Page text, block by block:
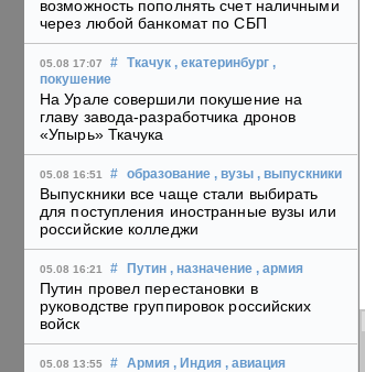
возможность пополнять счет наличными
через любой банкомат по СБП
05.08 17:07 # Ткачук , екатеринбург ,
покушение
На Урале совершили покушение на
главу завода-разработчика дронов
«Упырь» Ткачука
05.08 16:51 # образование , вузы , выпускники
Выпускники все чаще стали выбирать
для поступления иностранные вузы или
российские колледжи
05.08 16:21 # Путин , назначение , армия
Путин провел перестановки в
руководстве группировок российских
войск
05.08 13:55 # Армия , Индия , авиация